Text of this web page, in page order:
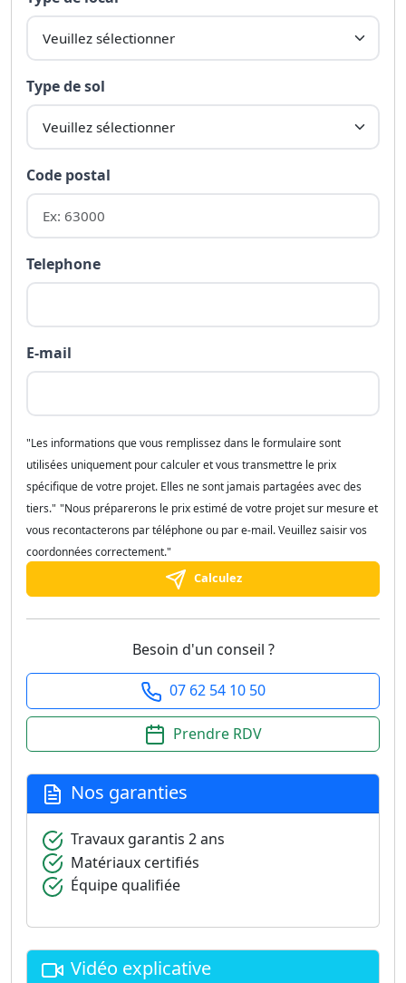
Type de sol
Code postal
Telephone
E-mail
"Les informations que vous remplissez dans le formulaire sont
utilisées uniquement pour calculer et vous transmettre le prix
spécifique de votre projet. Elles ne sont jamais partagées avec des
tiers." "Nous préparerons le prix estimé de votre projet sur mesure et
vous recontacterons par téléphone ou par e-mail. Veuillez saisir vos
coordonnées correctement."
Calculez
Besoin d'un conseil ?
07 62 54 10 50
Prendre RDV
Nos garanties
Travaux garantis 2 ans
Matériaux certifiés
Équipe qualifiée
Vidéo explicative